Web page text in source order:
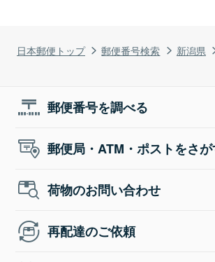
日本郵便トップ 郵便番号検索 新潟県
郵便番号を調べる
郵便局・ATM・ポストをさ
荷物のお問い合わせ
再配達のご依頼